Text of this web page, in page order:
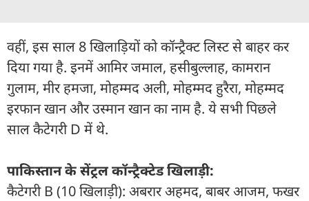
वहीं, इस साल 8 खिलाड़ियों को कॉन्ट्रैक्ट लिस्ट से बाहर कर
दिया गया है. इनमें आमिर जमाल, हसीबुल्लाह, कामरान
गुलाम, मीर हमजा, मोहम्मद अली, मोहम्मद हुरैरा, मोहम्मद
इरफान खान और उस्मान खान का नाम है. ये सभी पिछले
साल कैटेगरी D में थे.
पाकिस्तान के सेंट्रल कॉन्ट्रैक्टेड खिलाड़ी:
कैटेगरी B (10 खिलाड़ी): अबरार अहमद, बाबर आजम, फखर